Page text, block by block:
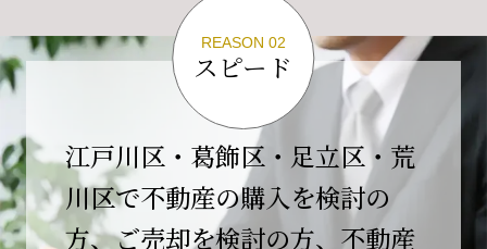
【開業10周年のご挨拶】
平素より格別のご高配を賜り、誠にありがとう
ございます。
おかげさまで当社は、2026年2月1日をもちまし
て開業10周年を迎えることができました。
REASON 02
スピード
江戸川区・葛飾区・足立区・荒
川区で不動産の購入を検討の
方、ご売却を検討の方、不動産